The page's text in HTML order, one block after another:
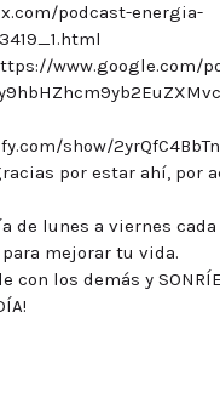
podcast-energia-
www.google.com/
show/
por estar ahí, por
de lunes a viernes
mejorar tu vida.
con los demás y